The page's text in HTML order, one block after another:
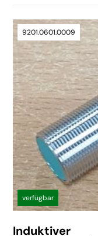
9201.0601.0009
verfügbar
Induktiver